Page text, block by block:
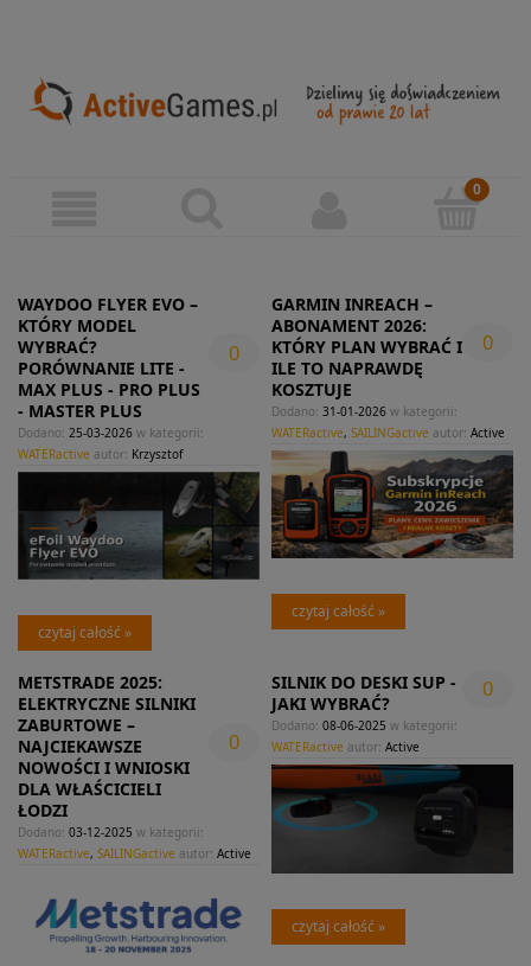
WAYDOO FLYER EVO –
KTÓRY MODEL
WYBRAĆ?
PORÓWNANIE LITE -
MAX PLUS - PRO PLUS
- MASTER PLUS
0
Dodano: 25-03-2026 w kategorii:
WATERactive autor: Krzysztof
czytaj całość »
GARMIN INREACH –
ABONAMENT 2026:
KTÓRY PLAN WYBRAĆ I
ILE TO NAPRAWDĘ
KOSZTUJE
0
Dodano: 31-01-2026 w kategorii:
WATERactive, SAILINGactive autor: Active
czytaj całość »
METSTRADE 2025:
ELEKTRYCZNE SILNIKI
ZABURTOWE –
NAJCIEKAWSZE
NOWOŚCI I WNIOSKI
DLA WŁAŚCICIELI
ŁODZI
0
Dodano: 03-12-2025 w kategorii:
WATERactive, SAILINGactive autor: Active
SILNIK DO DESKI SUP -
JAKI WYBRAĆ?
0
Dodano: 08-06-2025 w kategorii:
WATERactive autor: Active
czytaj całość »